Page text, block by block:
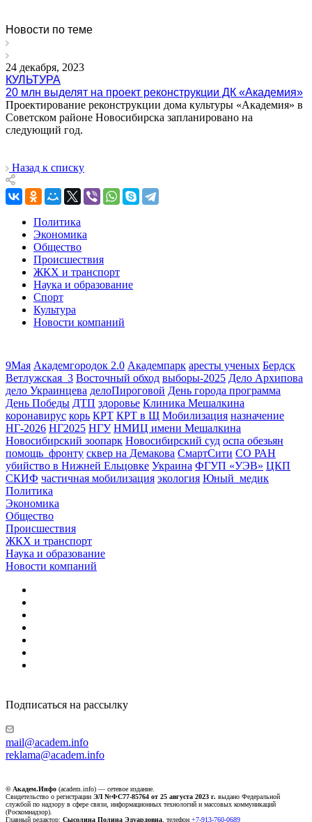
Новости по теме
24 декабря, 2023
КУЛЬТУРА
20 млн выделят на проект реконструкции ДК «Академия»
Проектирование реконструкции дома культуры «Академия» в
Советском районе Новосибирска запланировано на
следующий год.
Назад к списку
Политика
Экономика
Общество
Происшествия
ЖКХ и транспорт
Наука и образование
Спорт
Культура
Новости компаний
9Мая Академгородок 2.0 Академпарк аресты ученых Бердск
Ветлужская_3 Восточный обход выборы-2025 Дело Архипова
дело Украинцева делоПироговой День города программа
День Победы ДТП здоровье Клиника Мешалкина
коронавирус корь КРТ КРТ в Щ Мобилизация назначение
НГ-2026 НГ2025 НГУ НМИЦ имени Мешалкина
Новосибирский зоопарк Новосибирский суд оспа обезьян
помощь_фронту сквер на Демакова СмартСити СО РАН
убийство в Нижней Ельцовке Украина ФГУП «УЭВ» ЦКП
СКИФ частичная мобилизация экология Юный_медик
Политика
Экономика
Общество
Происшествия
ЖКХ и транспорт
Наука и образование
Новости компаний
Подписаться на рассылку
mail@academ.info
reklama@academ.info
© Академ.Инфо (academ.info) — сетевое издание.
Свидетельство о регистрации ЭЛ №ФС77-85764 от 25 августа 2023 г. выдано Федеральной
службой по надзору в сфере связи, информационных технологий и массовых коммуникаций
(Роскомнадзор).
Главный редактор: Сысолина Полина Эдуардовна , телефон +7-913-760-0689